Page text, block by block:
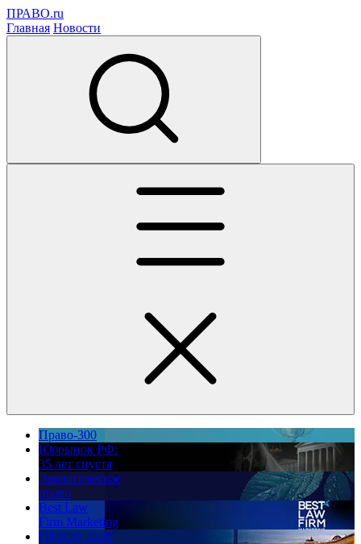
ПРАВО.ru
Главная Новости
Право-300
Юррынок РФ:
35 лет спустя
Экологическое
право
Best Law
Firm Marketing
ПМЮФ 2026